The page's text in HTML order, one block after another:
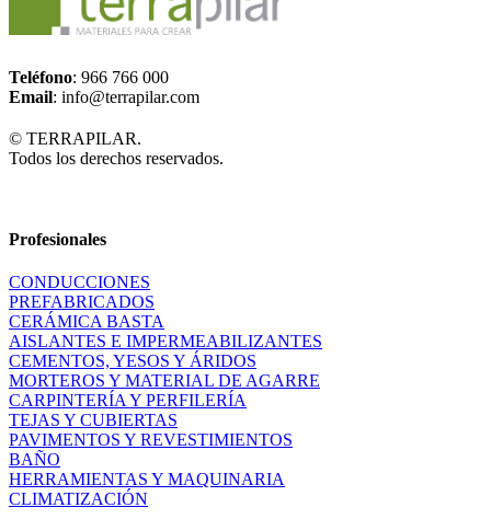
Teléfono: 966 766 000
Email: info@terrapilar.com
© TERRAPILAR.
Todos los derechos reservados.
Profesionales
CONDUCCIONES
PREFABRICADOS
CERÁMICA BASTA
AISLANTES E IMPERMEABILIZANTES
CEMENTOS, YESOS Y ÁRIDOS
MORTEROS Y MATERIAL DE AGARRE
CARPINTERÍA Y PERFILERÍA
TEJAS Y CUBIERTAS
PAVIMENTOS Y REVESTIMIENTOS
BAÑO
HERRAMIENTAS Y MAQUINARIA
CLIMATIZACIÓN